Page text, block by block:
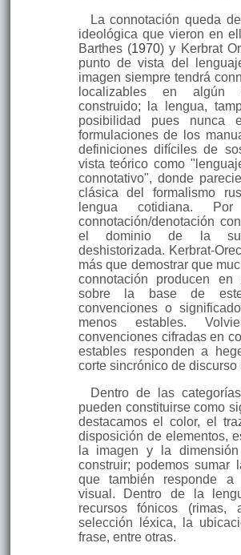
La connotación queda
ideológica que vieron en
Barthes (1970) y Kerbrat
punto de vista del
imagen siempre tendrá
localizables en algún
construido; la lengua,
posibilidad pues nunca
formulaciones de los
definiciones difíciles de
vista teórico como
connotativo", donde
clásica del formalismo
lengua cotidiana.
connotación/denotación
el dominio de la
deshistorizada. Kerbrat-
más que demostrar que
connotación producen
sobre la base de
convenciones o
menos estables.
convenciones cifradas en
estables responden a
corte sincrónico de discurso
Dentro de las
pueden constituirse como
destacamos el color, el
disposi­ción de elementos,
la imagen y la
construir; podemos sumar
que también responde a
visual. Dentro de la
recursos fóni­cos (rimas,
selección léxica, la
frase, entre otras.